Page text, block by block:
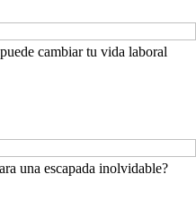
cambiar tu vida laboral
una escapada inolvidable?